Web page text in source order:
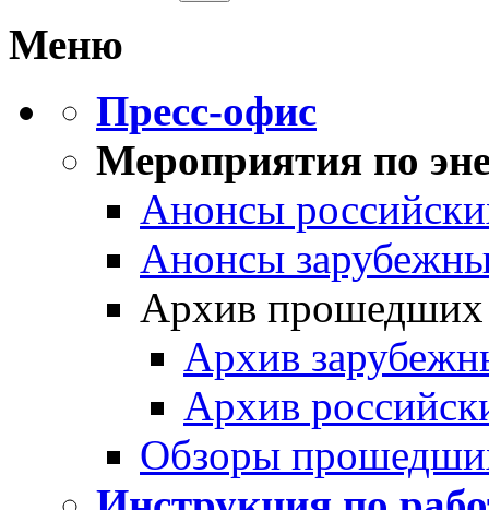
Меню
Пресс-офис
Мероприятия по
Анонсы
Анонсы
Архив прошедших
Архив
Архив
Обзоры